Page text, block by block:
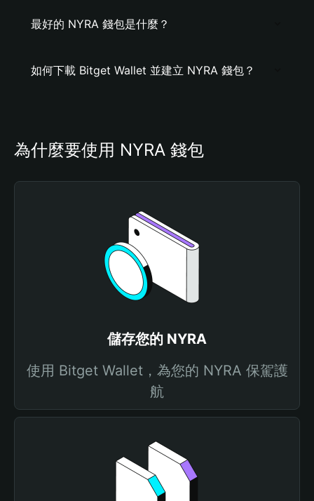
最好的 NYRA 錢包是什麼？
如何下載 Bitget Wallet 並建立 NYRA 錢包？
為什麼要使用 NYRA 錢包
儲存您的 NYRA
使用 Bitget Wallet，為您的 NYRA 保駕護
航